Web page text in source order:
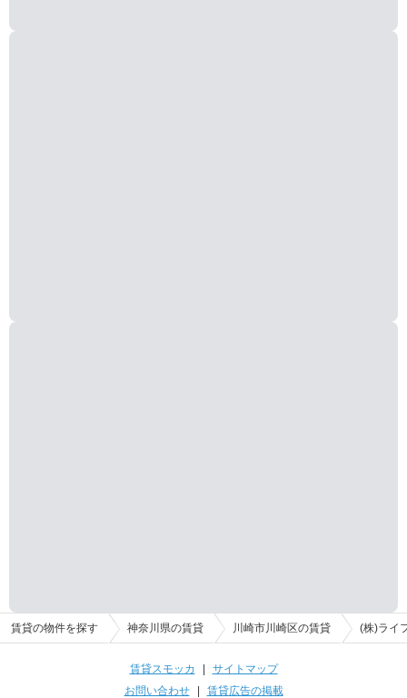
賃貸の物件を探す 神奈川県の賃貸 川崎市川崎区の賃貸 (株)ライ
賃貸スモッカ
サイトマップ
お問い合わせ| 賃貸広告の掲載